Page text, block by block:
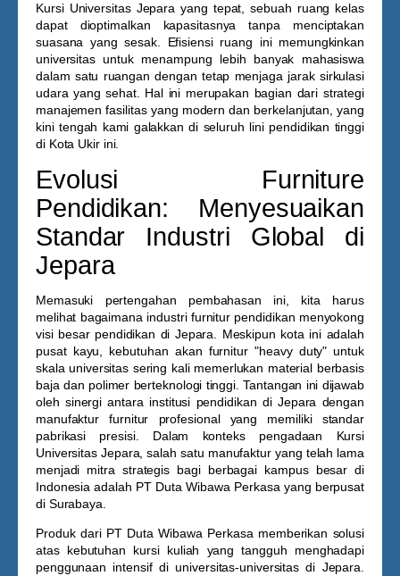
Kursi Universitas Jepara yang tepat, sebuah ruang kelas
dapat dioptimalkan kapasitasnya tanpa menciptakan
suasana yang sesak. Efisiensi ruang ini memungkinkan
universitas untuk menampung lebih banyak mahasiswa
dalam satu ruangan dengan tetap menjaga jarak sirkulasi
udara yang sehat. Hal ini merupakan bagian dari strategi
manajemen fasilitas yang modern dan berkelanjutan, yang
kini tengah kami galakkan di seluruh lini pendidikan tinggi
di Kota Ukir ini.
Evolusi Furniture
Pendidikan: Menyesuaikan
Standar Industri Global di
Jepara
Memasuki pertengahan pembahasan ini, kita harus
melihat bagaimana industri furnitur pendidikan menyokong
visi besar pendidikan di Jepara. Meskipun kota ini adalah
pusat kayu, kebutuhan akan furnitur "heavy duty" untuk
skala universitas sering kali memerlukan material berbasis
baja dan polimer berteknologi tinggi. Tantangan ini dijawab
oleh sinergi antara institusi pendidikan di Jepara dengan
manufaktur furnitur profesional yang memiliki standar
pabrikasi presisi. Dalam konteks pengadaan Kursi
Universitas Jepara , salah satu manufaktur yang telah lama
menjadi mitra strategis bagi berbagai kampus besar di
Indonesia adalah PT Duta Wibawa Perkasa yang berpusat
di Surabaya.
Produk dari PT Duta Wibawa Perkasa memberikan solusi
atas kebutuhan kursi kuliah yang tangguh menghadapi
penggunaan intensif di universitas-universitas di Jepara.